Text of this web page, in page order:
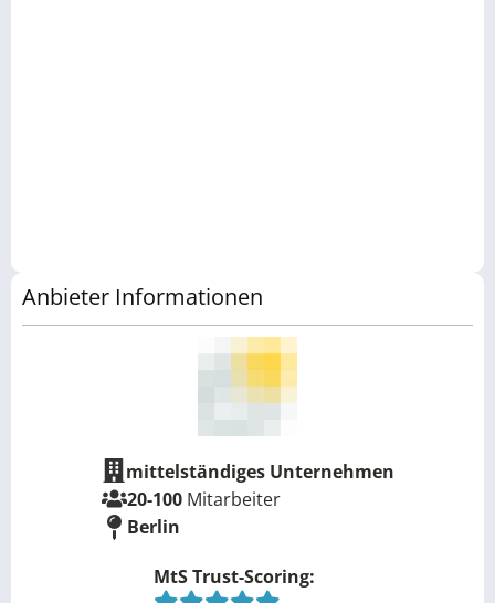
Anbieter Informationen
mittelständiges Unternehmen
20-100 Mitarbeiter
Berlin
MtS Trust-Scoring: